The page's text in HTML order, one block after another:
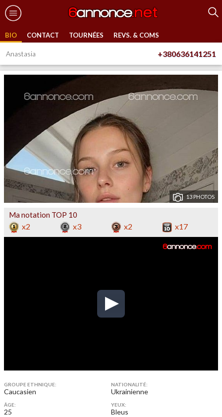
BIO CONTACT TOURNÉES REVS. & COMS
Anastasia +380636141251
13 PHOTOS
Ma notation TOP 10
x2 x3 x2 x17
GROUPE ETHNIQUE:
Caucasien
NATIONALITÉ:
Ukrainienne
ÂGE:
25
YEUX:
Bleus